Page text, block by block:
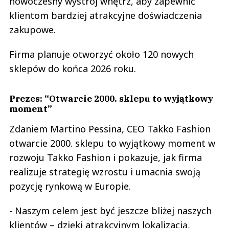
klientom bardziej atrakcyjne doświadczenia
zakupowe.
Firma planuje otworzyć około 120 nowych
sklepów do końca 2026 roku.
Prezes: “Otwarcie 2000. sklepu to wyjątkowy
moment”
Zdaniem Martino Pessina, CEO Takko Fashion
otwarcie 2000. sklepu to wyjątkowy moment w
rozwoju Takko Fashion i pokazuje, jak firma
realizuje strategię wzrostu i umacnia swoją
pozycję rynkową w Europie.
- Naszym celem jest być jeszcze bliżej naszych
klientów – dzięki atrakcyjnym lokalizacją,